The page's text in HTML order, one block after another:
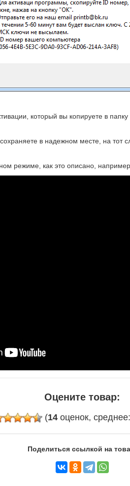
который вы копируете в
в надежном месте, на тот
режиме, как это описано, например
Оцените товар:
(14оценок, среднее:
Поделиться ссылкой на